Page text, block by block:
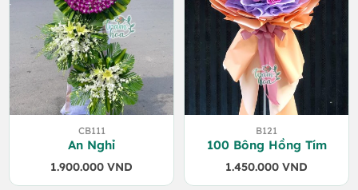
CB111
An Nghỉ
1.900.000 VND
B121
100 Bông Hồng Tím
1.450.000 VND